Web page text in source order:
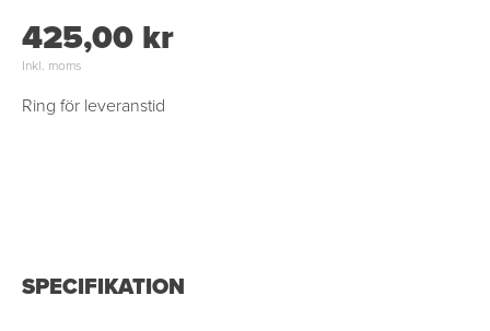
425,00 kr
Inkl. moms
Ring för leveranstid
SPECIFIKATION